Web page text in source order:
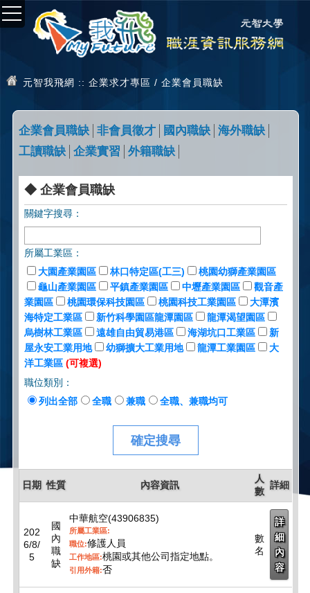
元智我飛網 :: 企業求才專區 / 企業會員職缺
企業會員職缺 非會員徵才 國內職缺 海外職缺
工讀職缺 企業實習 外籍職缺
◆ 企業會員職缺
關鍵字搜尋：
所屬工業區：
大園產業園區
林口特定區(工三)
桃園幼獅產業園區
龜山產業園區
平鎮產業園區 中壢產業園區
觀音產
業園區
桃園環保科技園區 桃園科技工業園區
大潭濱
海特定工業區
新竹科學園區龍潭園區
龍潭渴望園區
烏樹林工業區
遠雄自由貿易港區 海湖坑口工業區
新
屋永安工業用地
幼獅擴大工業用地 龍潭工業園區
大
洋工業區 (可複選)
職位類別：
列出全部
全職 兼職 全職、兼職均可
日期 性質 內容資訊
人
數
詳細
202
6/8/
5
國
內
職
缺
中華航空(43906835)
所屬工業區:
職位:修護人員
工作地區:桃園或其他公司指定地點。
引用外籍:否
數
名
詳
細
內
容